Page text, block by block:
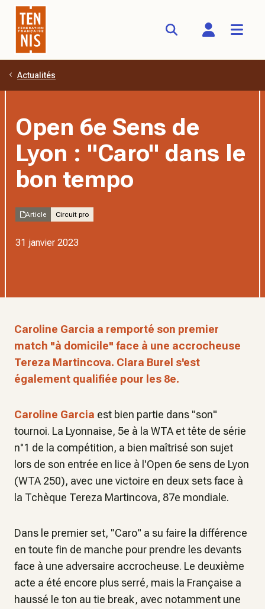
Aller au contenu principal
Actualités
Open 6e Sens de
Lyon : "Caro" dans le
bon tempo
Article Circuit pro
31 janvier 2023
Caroline Garcia a remporté son premier
match "à domicile" face à une accrocheuse
Tereza Martincova. Clara Burel s'est
également qualifiée pour les 8e.
Caroline Garcia est bien partie dans "son"
tournoi. La Lyonnaise, 5e à la WTA et tête de série
n°1 de la compétition, a bien maîtrisé son sujet
lors de son entrée en lice à l'Open 6e sens de Lyon
(WTA 250), avec une victoire en deux sets face à
la Tchèque Tereza Martincova, 87e mondiale.
Dans le premier set, "Caro" a su faire la différence
en toute fin de manche pour prendre les devants
face à une adversaire accrocheuse. Le deuxième
acte a été encore plus serré, mais la Française a
haussé le ton au tie break, avec notamment une